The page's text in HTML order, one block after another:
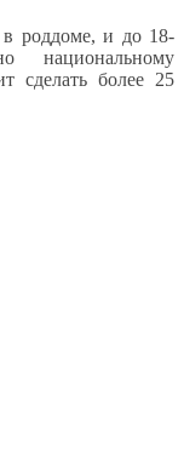
роддоме, и до 18-
национальному
сделать более 25